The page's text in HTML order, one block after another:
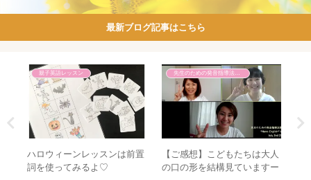
最新ブログ記事はこちら
子育て話
〇〇ってどういうこと？自分
軸で生きるために、なにをし
たらいい？
ママたちからのご感想
【ご感想】子どもと一緒に成
長できる読み聞かせ